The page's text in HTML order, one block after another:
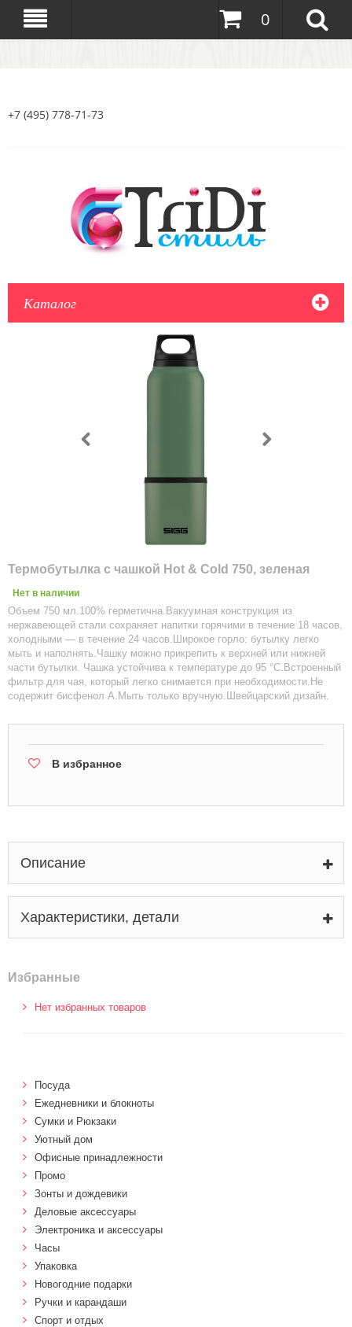
0
+7 (495) 778-71-73
Каталог
Термобутылка с чашкой Hot & Cold 750, зеленая
Нет в наличии
Объем 750 мл.100% герметична.Вакуумная конструкция из
нержавеющей стали сохраняет напитки горячими в течение 18 часов,
холодными — в течение 24 часов.Широкое горло: бутылку легко
мыть и наполнять.Чашку можно прикрепить к верхней или нижней
части бутылки. Чашка устойчива к температуре до 95 °С.Встроенный
фильтр для чая, который легко снимается при необходимости.Не
содержит бисфенол А.Мыть только вручную.Швейцарский дизайн.
В избранное
Описание
Характеристики, детали
Избранные
Нет избранных товаров
Посуда
Ежедневники и блокноты
Сумки и Рюкзаки
Уютный дом
Офисные принадлежности
Промо
Зонты и дождевики
Деловые аксессуары
Электроника и аксессуары
Часы
Упаковка
Новогодние подарки
Ручки и карандаши
Спорт и отдых